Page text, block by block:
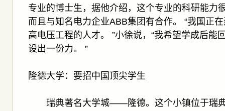
专业的博士生，据他介绍，这个专业的科研能力
而且与知名电力企业ABB集团有合作。 “我国正
高电压工程的人才。 ”小徐说，“我希望学成后能
设出一份力。 ”
隆德大学：要招中国顶尖学生
瑞典著名大学城——隆德。这个小镇位于瑞典